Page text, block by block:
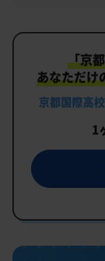
「京
あなただけ
京都国際高
1